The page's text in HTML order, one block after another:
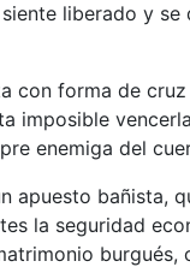
liberado y se
con forma de
imposible
enemiga del
apuesto bañista,
la seguridad
burgués,